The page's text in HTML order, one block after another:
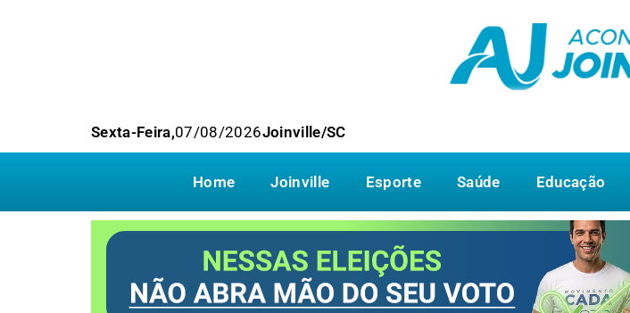
Sexta-Feira,07/08/2026Joinville/SC
Home Joinville Esporte Saúde Educação